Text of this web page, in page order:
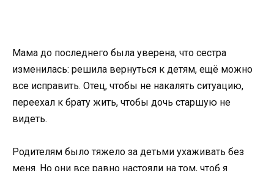
Мама до последнего была уверена, что сестра
изменилась: решила вернуться к детям, ещё можно
все исправить. Отец, чтобы не накалять ситуацию,
переехал к брату жить, чтобы дочь старшую не
видеть.
Родителям было тяжело за детьми ухаживать без
меня. Но они все равно настояли на том, чтоб я